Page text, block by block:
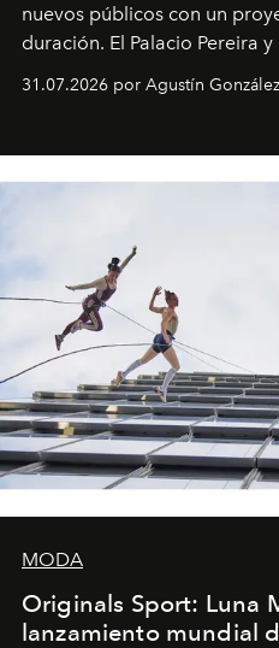
nuevos públicos con un
duración. El Palacio Pereira
miniobras. Sus puestas en
31.07.2026 por Agustín González
MODA
Originals Sport: Luna
lanzamiento mundial